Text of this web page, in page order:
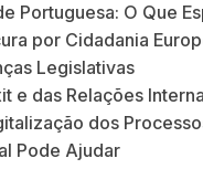
Portuguesa: O Que
por Cidadania
Legislativas
e das Relações
dos
Pode Ajudar